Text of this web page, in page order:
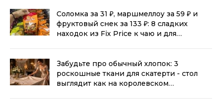
Соломка за 31 ₽, маршмеллоу за 59 ₽ и
фруктовый снек за 133 ₽: 8 сладких
находок из Fix Price к чаю и для
Забудьте про обычный хлопок: 3
роскошные ткани для скатерти - стол
выглядит как на королевском